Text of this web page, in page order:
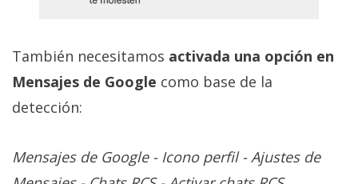
También necesitamos activada una opción en
Mensajes de Google como base de la
detección:
Mensajes de Google - Icono perfil - Ajustes de